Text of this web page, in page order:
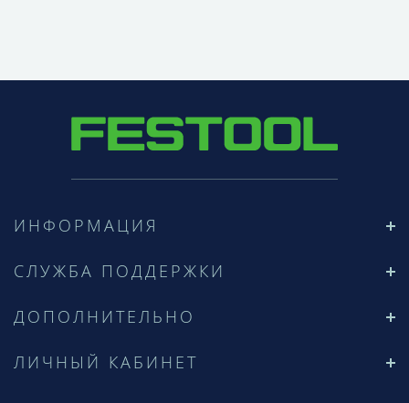
ИНФОРМАЦИЯ
СЛУЖБА ПОДДЕРЖКИ
ДОПОЛНИТЕЛЬНО
ЛИЧНЫЙ КАБИНЕТ